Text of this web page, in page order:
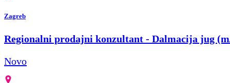
Zagreb
Regionalni prodajni konzultant - Dalmacija jug
Novo